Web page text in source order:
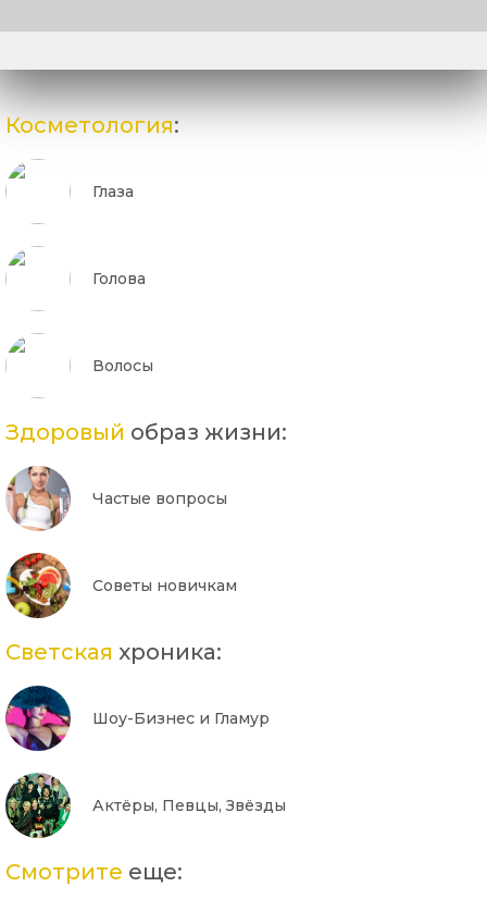
Косметология:
Глаза
Голова
Волосы
Здоровый образ жизни:
Частые вопросы
Советы новичкам
Светская хроника:
Шоу-Бизнес и Гламур
Актёры, Певцы, Звёзды
Смотрите еще: